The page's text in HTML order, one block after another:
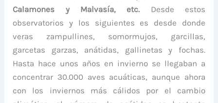
Calamones y Malvasía, etc. Desde estos
observatorios y los siguientes es desde donde
veras zampullines, somormujos, garcillas,
garcetas garzas, anátidas, gallinetas y fochas.
Hasta hace unos años en invierno se llegaban a
concentrar 30.000 aves acuáticas, aunque ahora
con los inviernos más cálidos por el cambio